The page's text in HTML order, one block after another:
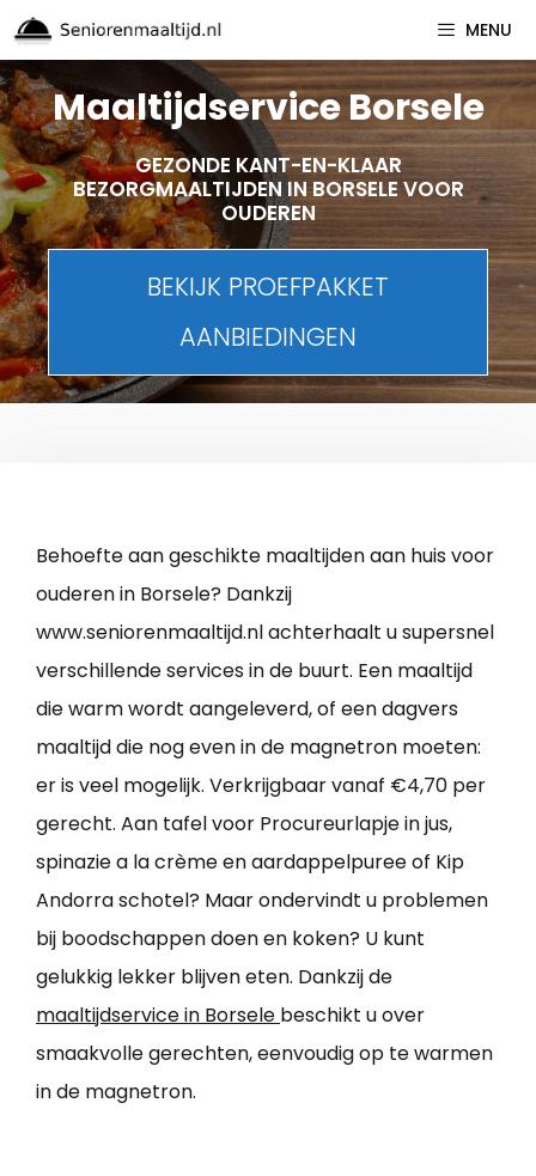
Spring
naar
inhoud
MENU
Maaltijdservice Borsele
GEZONDE KANT-EN-KLAAR
BEZORGMAALTIJDEN IN BORSELE VOOR
OUDEREN
BEKIJK PROEFPAKKET
AANBIEDINGEN
Behoefte aan geschikte maaltijden aan huis voor
ouderen in Borsele? Dankzij
www.seniorenmaaltijd.nl achterhaalt u supersnel
verschillende services in de buurt. Een maaltijd
die warm wordt aangeleverd, of een dagvers
maaltijd die nog even in de magnetron moeten:
er is veel mogelijk. Verkrijgbaar vanaf €4,70 per
gerecht. Aan tafel voor Procureurlapje in jus,
spinazie a la crème en aardappelpuree of Kip
Andorra schotel? Maar ondervindt u problemen
bij boodschappen doen en koken? U kunt
gelukkig lekker blijven eten. Dankzij de
maaltijdservice in Borsele beschikt u over
smaakvolle gerechten, eenvoudig op te warmen
in de magnetron.